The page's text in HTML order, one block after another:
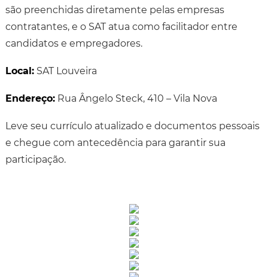
são preenchidas diretamente pelas empresas
contratantes, e o SAT atua como facilitador entre
candidatos e empregadores.
Local:SAT Louveira
Endereço:Rua Ângelo Steck, 410 – Vila Nova
Leve seu currículo atualizado e documentos pessoais
e chegue com antecedência para garantir sua
participação.